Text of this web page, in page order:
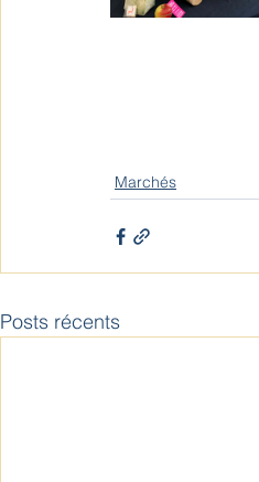
Marchés
Posts récents